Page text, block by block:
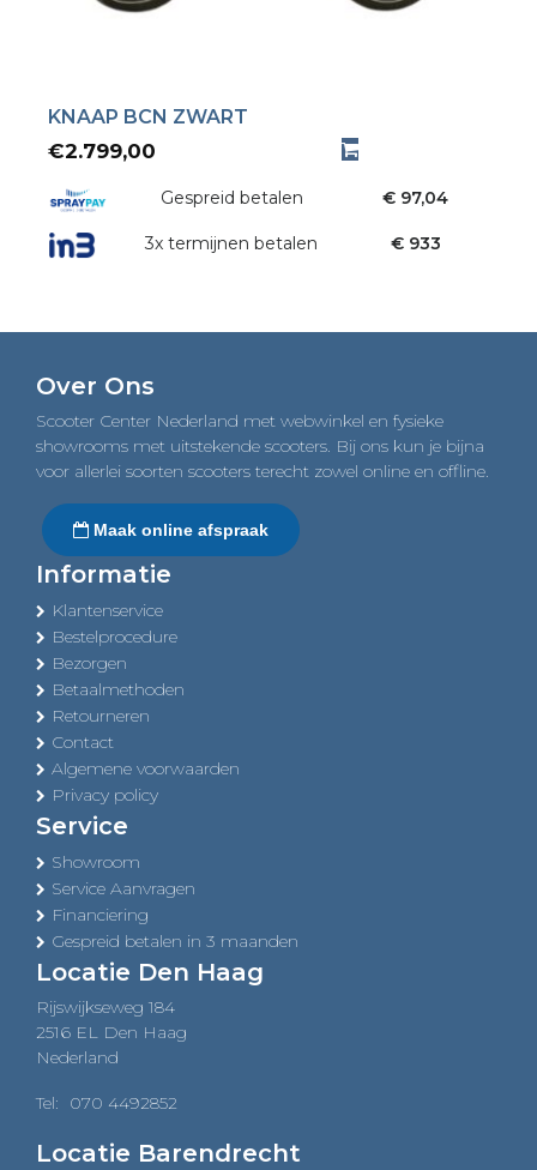
KNAAP BCN ZWART
€2.799,00
Gespreid betalen € 97,04
3x termijnen betalen € 933
Over Ons
Scooter Center Nederland met webwinkel en fysieke
showrooms met uitstekende scooters. Bij ons kun je bijna
voor allerlei soorten scooters terecht zowel online en offline.
Maak online afspraak
Informatie
Klantenservice
Bestelprocedure
Bezorgen
Betaalmethoden
Retourneren
Contact
Algemene voorwaarden
Privacy policy
Service
Showroom
Service Aanvragen
Financiering
Gespreid betalen in 3 maanden
Locatie Den Haag
Rijswijkseweg 184
2516 EL Den Haag
Nederland
Tel: 070 4492852
Locatie Barendrecht